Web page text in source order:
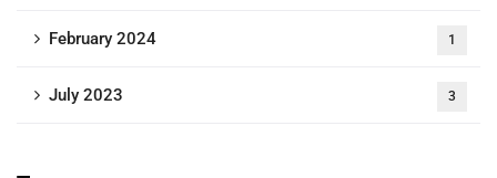
February 2024 1
July 2023 3